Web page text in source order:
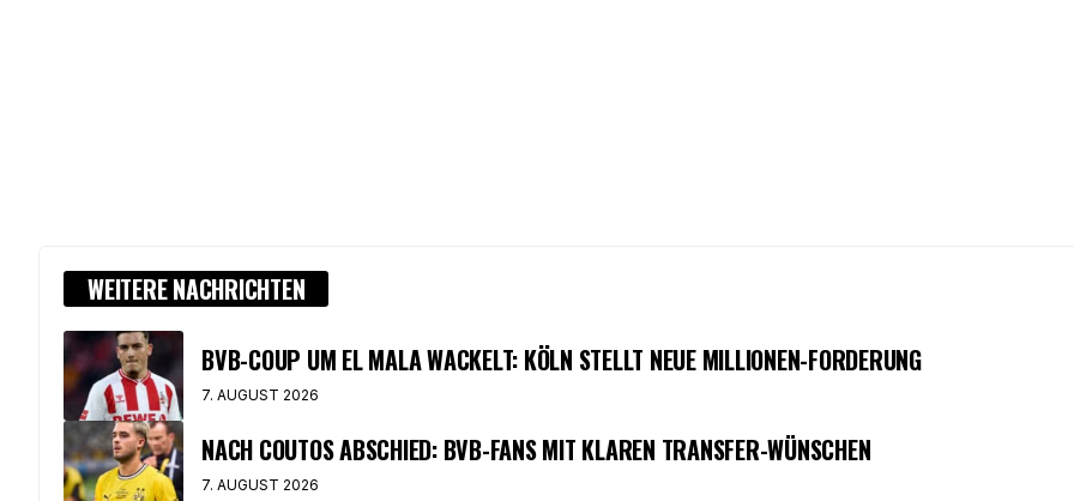
WEITERE NACHRICHTEN
BVB-COUP UM EL MALA WACKELT: KÖLN STELLT NEUE MILLIONEN-FORDERUNG
7. AUGUST 2026
NACH COUTOS ABSCHIED: BVB-FANS MIT KLAREN TRANSFER-WÜNSCHEN
7. AUGUST 2026